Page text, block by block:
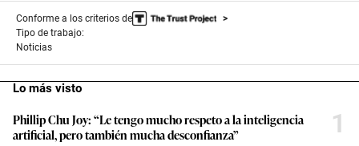
Conforme a los criterios de
Tipo de trabajo:
Noticias
Lo más visto
Phillip Chu Joy: “Le tengo mucho respeto a la inteligencia
artificial, pero también mucha desconfianza”
1